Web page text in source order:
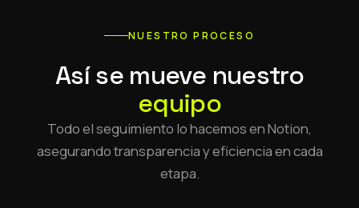
NUESTRO PROCESO
Así se mueve nuestro
equipo
Todo el seguimiento lo hacemos en Notion,
asegurando transparencia y eficiencia en cada
etapa.